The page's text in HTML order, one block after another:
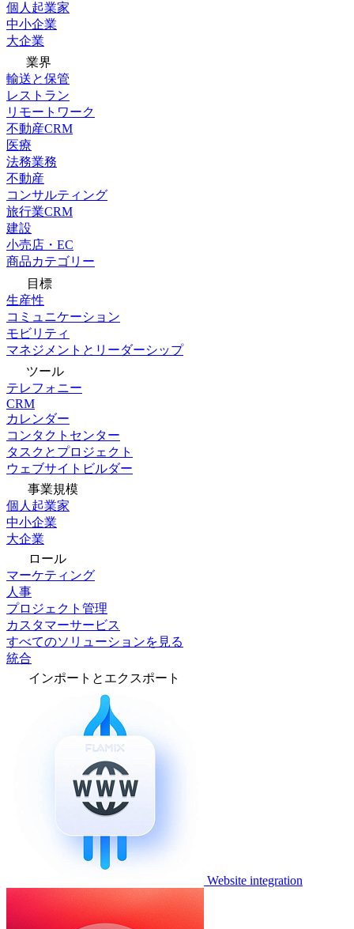
個人起業家
中小企業
大企業
業界
輸送と保管
レストラン
リモートワーク
不動産CRM
医療
法務業務
不動産
コンサルティング
旅行業CRM
建設
小売店・EC
商品カテゴリー
目標
生産性
コミュニケーション
モビリティ
マネジメントとリーダーシップ
ツール
テレフォニー
CRM
カレンダー
コンタクトセンター
タスクとプロジェクト
ウェブサイトビルダー
事業規模
個人起業家
中小企業
大企業
ロール
マーケティング
人事
プロジェクト管理
カスタマーサービス
すべてのソリューションを見る
統合
インポートとエクスポート
Website integration